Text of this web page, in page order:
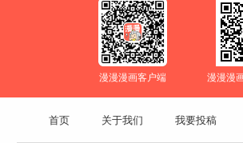
漫漫漫画客户端 漫漫漫
首页 关于我们 我要投稿